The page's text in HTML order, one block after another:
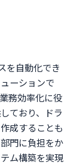
を自動化でき
ーションで
務効率化に役
ており、ドラ
成することも
門に負担をか
ム構築を実現